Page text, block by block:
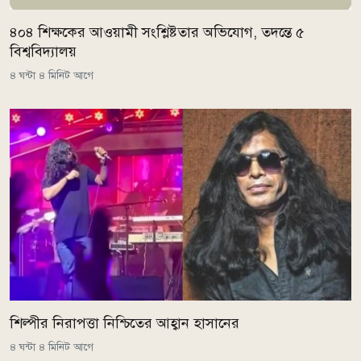
৪০৪ শিক্ষকের আওয়ামী সংশ্লিষ্টতার অভিযোগ, তদন্তে ৫
বিশ্ববিদ্যালয়
৪ ঘন্টা ৪ মিনিট আগে
শিল্পীর নিরাপত্তা নিশ্চিতের আহ্বান হাসানের
৪ ঘন্টা ৪ মিনিট আগে